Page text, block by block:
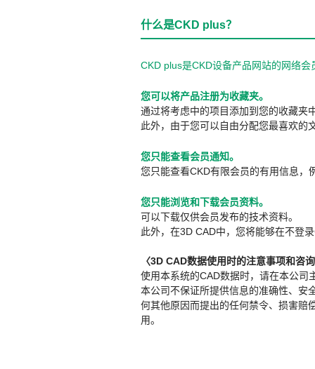
什么是CKD plus？
CKD plus是CKD设备产品网站的网络
您可以将产品注册为收藏夹。
通过将考虑中的项目添加到您的收藏夹
此外，由于您可以自由分配您最喜欢的
您只能查看会员通知。
您只能查看CKD有限会员的有用信息，
您只能浏览和下载会员资料。
可以下载仅供会员发布的技术资料。
此外，在3D CAD中，您将能够在不登
〈3D CAD数据使用时的注意事项和咨
使用本系统的CAD数据时，请在本公司
本公司不保证所提供信息的准确性、安
何其他原因而提出的任何禁令、损害赔
用。